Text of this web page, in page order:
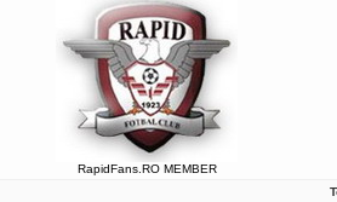
RapidFans.RO MEMBER